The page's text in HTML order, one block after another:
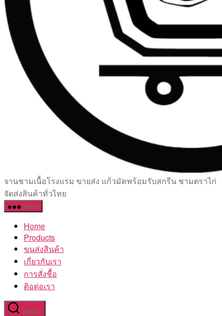
เซรามิค
ครบ
ครัน
โรงงาน
จานชามเนื้อโรงแรม ขายส่ง แก้วมัคพร้อมรับสกรีน ชามตราไก่
จัดส่งสินค้าทั่วไทย
Menu
Home
Products
ขนส่งสินค้า
เกี่ยวกับเรา
การสั่งชื้อ
ติอต่อเรา
Search